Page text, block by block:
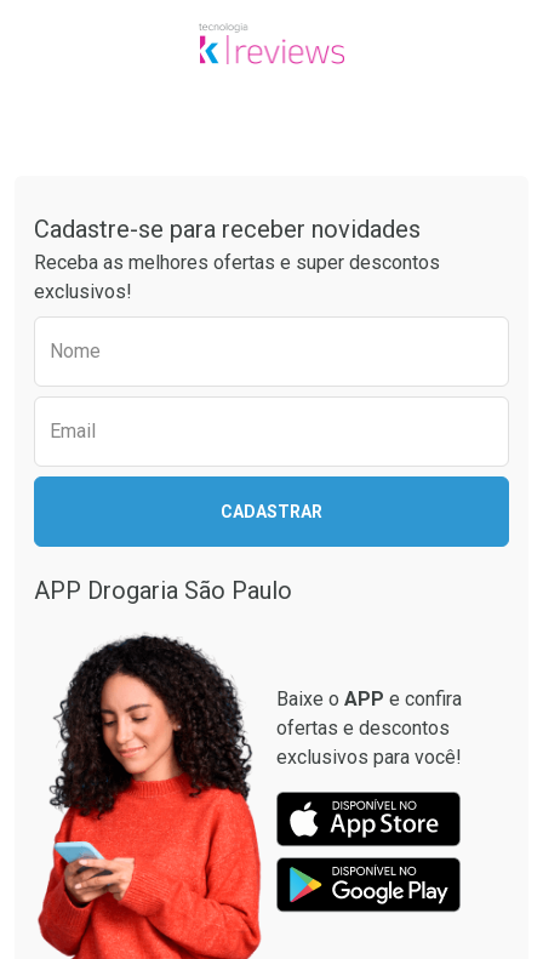
Cadastre-se para receber novidades
Receba as melhores ofertas e super descontos
exclusivos!
Nome
Email
CADASTRAR
APP Drogaria São Paulo
Baixe o APP e confira
ofertas e descontos
exclusivos para você!